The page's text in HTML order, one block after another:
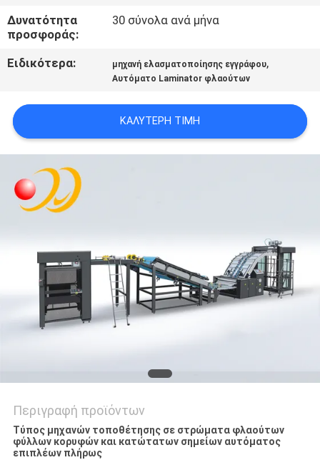
SITEMAP
PRIVACY
POLICY
Δυνατότητα
προσφοράς:
30 σύνολα ανά μήνα
Ειδικότερα: μηχανή ελασματοποίησης εγγράφου,
Αυτόματο Laminator φλαούτων
ΚΑΛΎΤΕΡΗ ΤΙΜΉ
Περιγραφή προϊόντων
Τύπος μηχανών τοποθέτησης σε στρώματα φλαούτων
φύλλων κορυφών και κατώτατων σημείων αυτόματος
επιπλέων πλήρως